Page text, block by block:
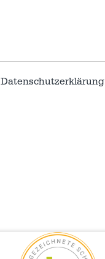
Datenschutzerklärung